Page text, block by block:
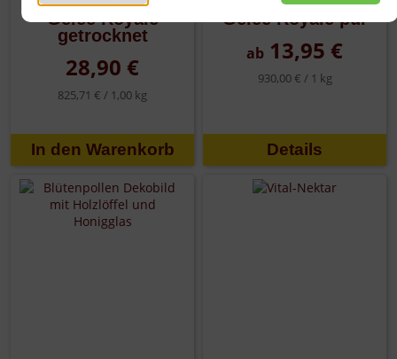
Gelée Royale
getrocknet
28,90 €
825,71 € / 1,00 kg
Gelée Royale pur
ab 13,95 €
930,00 € / 1 kg
Details